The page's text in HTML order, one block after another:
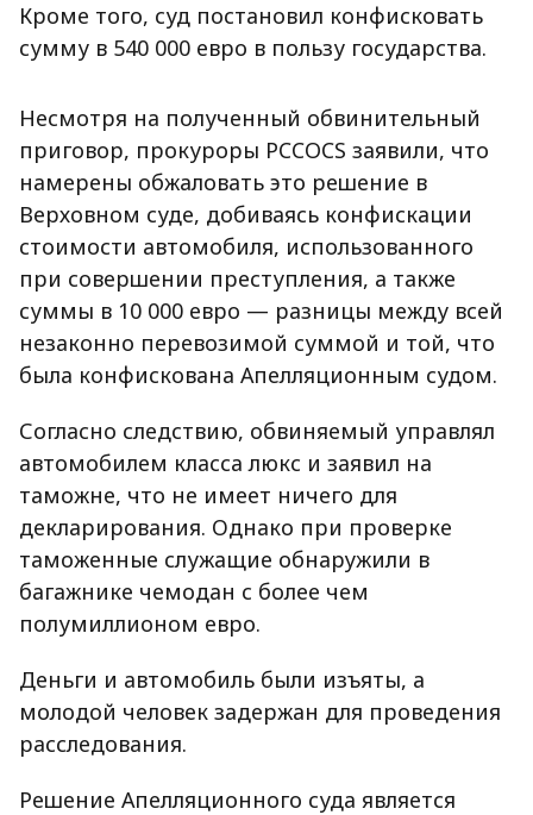
Кроме того, суд постановил конфисковать
сумму в 540 000 евро в пользу государства.
Несмотря на полученный обвинительный
приговор, прокуроры PCCOCS заявили, что
намерены обжаловать это решение в
Верховном суде, добиваясь конфискации
стоимости автомобиля, использованного
при совершении преступления, а также
суммы в 10 000 евро — разницы между всей
незаконно перевозимой суммой и той, что
была конфискована Апелляционным судом.
Согласно следствию, обвиняемый управлял
автомобилем класса люкс и заявил на
таможне, что не имеет ничего для
декларирования. Однако при проверке
таможенные служащие обнаружили в
багажнике чемодан с более чем
полумиллионом евро.
Деньги и автомобиль были изъяты, а
молодой человек задержан для проведения
расследования.
Решение Апелляционного суда является